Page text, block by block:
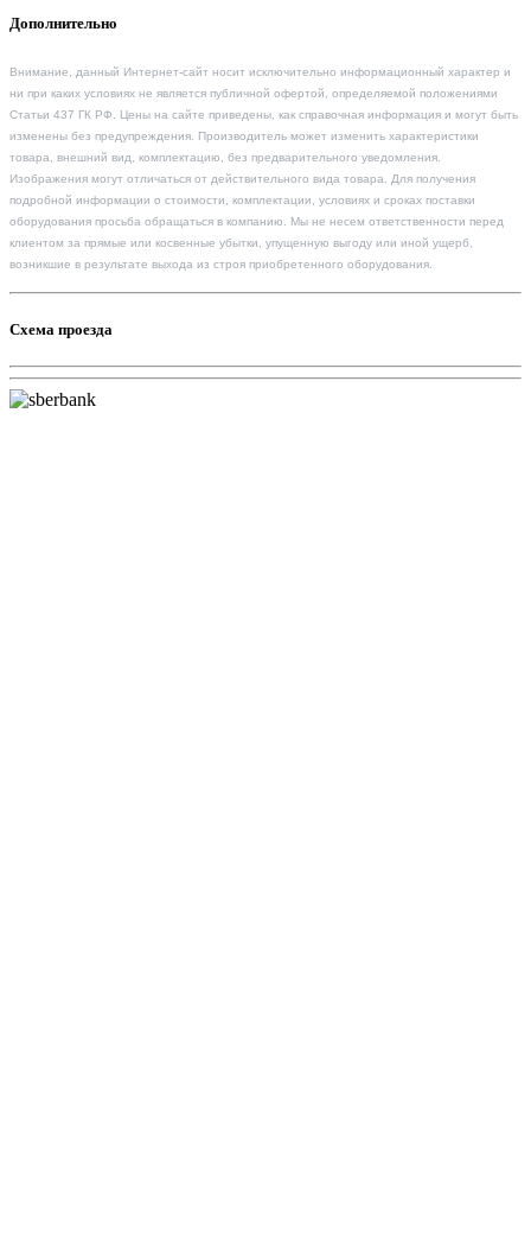
Дополнительно
Внимание, данный Интернет-сайт носит исключительно информационный характер и
ни при каких условиях не является публичной офертой, определяемой положениями
Статьи 437 ГК РФ. Цены на сайте приведены, как справочная информация и могут быть
изменены без предупреждения. Производитель может изменить характеристики
товара, внешний вид, комплектацию, без предварительного уведомления.
Изображения могут отличаться от действительного вида товара. Для получения
подробной информации о стоимости, комплектации, условиях и сроках поставки
оборудования просьба обращаться в компанию. Мы не несем ответственности перед
клиентом за прямые или косвенные убытки, упущенную выгоду или иной ущерб,
возникшие в результате выхода из строя приобретенного оборудования.
Схема проезда